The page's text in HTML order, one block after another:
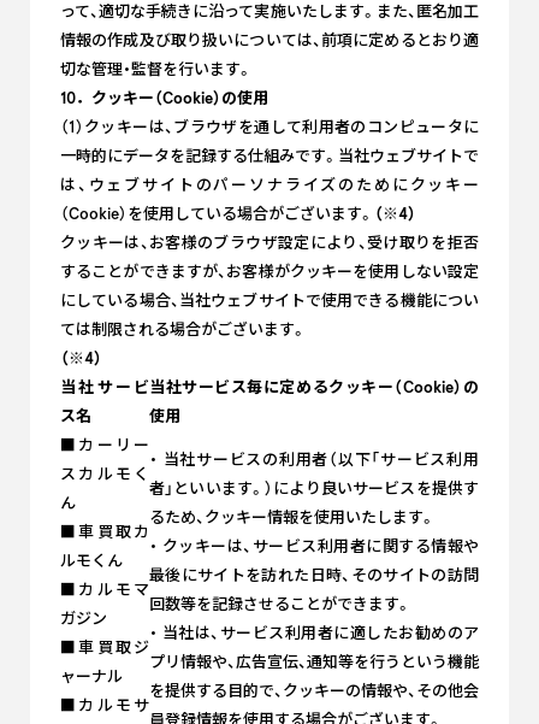
って、適切な手続きに沿って実施いたします。また、匿名加工
情報の作成及び取り扱いについては、前項に定めるとおり適
切な管理・監督を行います。
10．クッキー（Cookie）の使用
（1）クッキーは、ブラウザを通して利用者のコンピュータに
一時的にデータを記録する仕組みです。当社ウェブサイトで
は、ウェブサイトのパーソナライズのためにクッキー
（Cookie）を使用している場合がございます。 （※4）
クッキーは、お客様のブラウザ設定により、受け取りを拒否
することができますが、お客様がクッキーを使用しない設定
にしている場合、当社ウェブサイトで使用できる機能につい
ては制限される場合がございます。
（※4）
当社サービ
ス名
当社サービス毎に定めるクッキー（Cookie）の
使用
■カーリー
スカルモく
ん
■車買取カ
ルモくん
■カルモマ
ガジン
■車買取ジ
ャーナル
■カルモサ
・ 当社サービスの利用者（以下「サービス利用
者」といいます。）により良いサービスを提供す
るため、クッキー情報を使用いたします。
・ クッキーは、サービス利用者に関する情報や
最後にサイトを訪れた日時、そのサイトの訪問
回数等を記録させることができます。
・ 当社は、サービス利用者に適したお勧めのア
プリ情報や、広告宣伝、通知等を行うという機能
を提供する目的で、クッキーの情報や、その他会
員登録情報を使用する場合がございます。